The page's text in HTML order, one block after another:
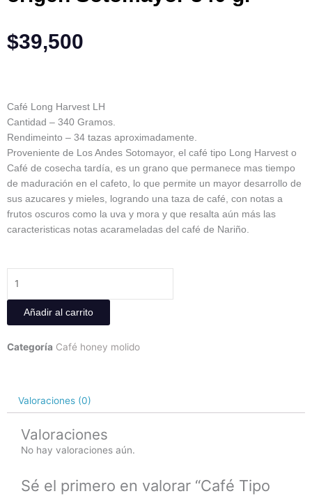
$39,500
Café Long Harvest LH
Cantidad – 340 Gramos.
Rendimeinto – 34 tazas aproximadamente.
Proveniente de Los Andes Sotomayor, el café tipo Long Harvest o
Café de cosecha tardía, es un grano que permanece mas tiempo
de maduración en el cafeto, lo que permite un mayor desarrollo de
sus azucares y mieles, logrando una taza de café, con notas a
frutos oscuros como la uva y mora y que resalta aún más las
caracteristicas notas acarameladas del café de Nariño.
Tipo
origen
cantidad
Añadir al carrito
Categoría Café honey molido
Valoraciones (0)
Valoraciones
No hay valoraciones aún.
Sé el primero en valorar “Café Tipo